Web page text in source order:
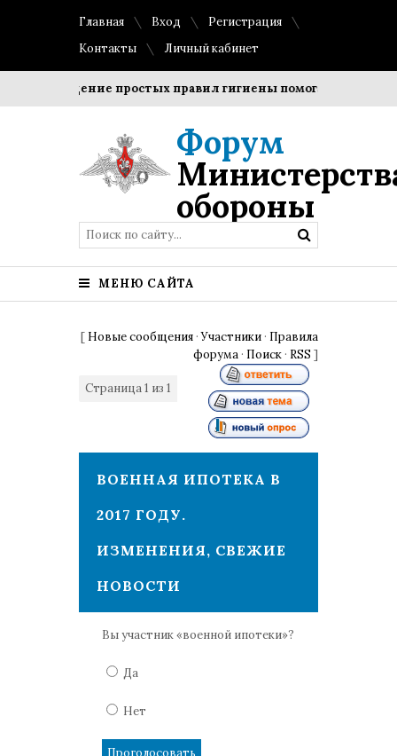
Главная Вход
Регистрация
Контакты
Личный кабинет
Соблюдение простых правил гигиены помогает
Форум
обороны
МЕНЮ САЙТА
[ Новые сообщения ·Участники · Правила
форума · Поиск · RSS ]
Страница1 из 1
ВОЕННАЯ ИПОТЕКА В
2017 ГОДУ.
ИЗМЕНЕНИЯ, СВЕЖИЕ
НОВОСТИ
Вы участник «военной ипотеки»?
Да
Нет